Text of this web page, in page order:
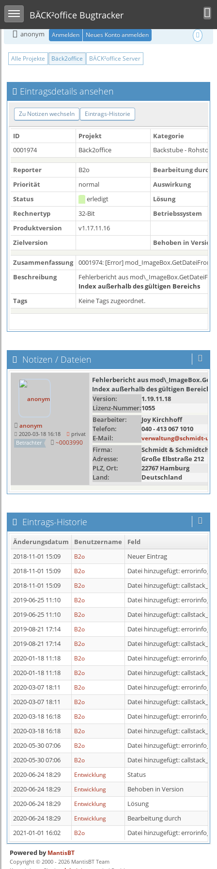
Toggle sidebarBÄCK²office Bugtracker
Toggle user
anonym Anmelden Neues Konto anmelden
Alle Projekte Bäck2office BÄCK²office Server
Eintragsdetails ansehen
Zu Notizen wechseln Eintrags-Historie
ID Projekt
Kategorie
0001974
Bäck2office Backstube - Rohstoffe
Reporter B2o
Bearbeitung durch
Priorität
normal
Auswirkung
Status
erledigt
Lösung
Rechnertyp
32-Bit
Betriebssystem
Produktversion
v1.17.11.16
Zielversion
Behoben in Version
Zusammenfassung
0001974: [Error]
Beschreibung
Fehlerbericht aus
Index außerhalb des gültigen Bereichs
Tags
Keine Tags zugeordnet.
Notizen / Dateien
anonym
2020-03-18 16:18
privat
Betrachter
~0003990
Fehlerbericht aus
Index außerhalb des gültigen Bereichs
Version:
1.19.11.18
Lizenz-Nummer:1055
Bearbeiter:
Joy Kirchhoff
Telefon:
040 - 413 067 1010
E-Mail:
verwaltung@schmidt-
Firma:
Schmidt &
Adresse:
Große Elbstraße 212
PLZ, Ort:
22767 Hamburg
Land:
Deutschland
Eintrags-Historie
Änderungsdatum Benutzername
Feld
2018-11-01 15:09
B2o
Neuer Eintrag
2018-11-01 15:09
B2o
Datei hinzugefügt: errorinfo_
2018-11-01 15:09
B2o
Datei hinzugefügt: callstack_
2019-06-25 11:10
B2o
Datei hinzugefügt: errorinfo_
2019-06-25 11:10
B2o
Datei hinzugefügt: callstack_
2019-08-21 17:14
B2o
Datei hinzugefügt: errorinfo_
2019-08-21 17:14
B2o
Datei hinzugefügt: callstack_
2020-01-18 11:18
B2o
Datei hinzugefügt: errorinfo_
2020-01-18 11:18
B2o
Datei hinzugefügt: callstack_
2020-03-07 18:11
B2o
Datei hinzugefügt: errorinfo_ -
2020-03-07 18:11
B2o
Datei hinzugefügt: callstack_ -
2020-03-18 16:18
B2o
Datei hinzugefügt: errorinfo_
2020-03-18 16:18
B2o
Datei hinzugefügt: callstack_
2020-05-30 07:06
B2o
Datei hinzugefügt: errorinfo_
2020-05-30 07:06
B2o
Datei hinzugefügt: callstack_
2020-06-24 18:29
Entwicklung
Status
2020-06-24 18:29
Entwicklung
Behoben in Version
2020-06-24 18:29
Entwicklung
Lösung
2020-06-24 18:29
Entwicklung
Bearbeitung durch
2021-01-01 16:02
B2o Datei hinzugefügt: errorinfo_
Powered byMantisBT
Copyright © 2000 - 2026 MantisBT Team